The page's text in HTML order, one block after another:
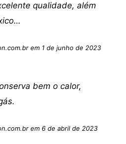
qualidade, além
em 1 de junho de 2023
bem o calor,
em 6 de abril de 2023